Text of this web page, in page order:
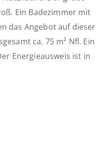
Ein Badezimmer mit
das Angebot auf dieser
ca. 75 m² Nfl. Ein
Energieausweis ist in